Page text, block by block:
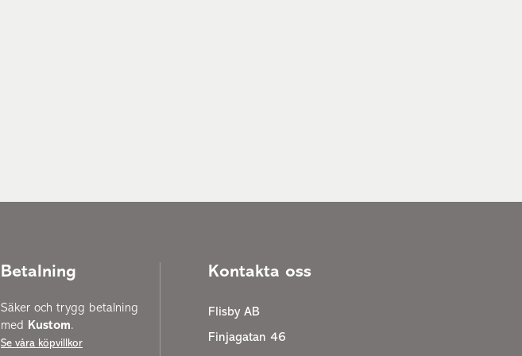
Betalning
Säker och trygg betalning
med Kustom.
Se våra köpvillkor
Kontakta oss
Flisby AB
Finjagatan 46